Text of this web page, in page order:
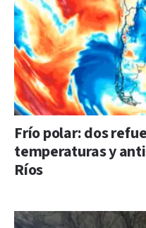
Frío polar: dos
temperaturas y
Ríos